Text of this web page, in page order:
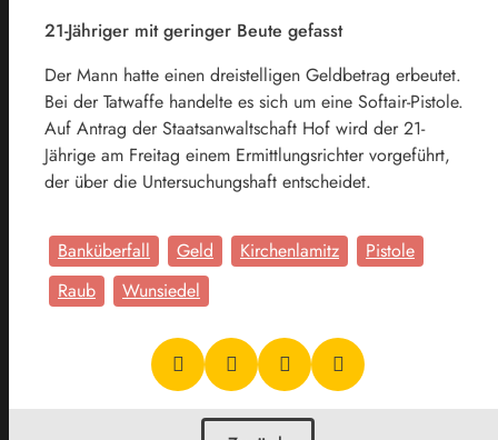
21-Jähriger mit geringer Beute gefasst
Der Mann hatte einen dreistelligen Geldbetrag erbeutet.
Bei der Tatwaffe handelte es sich um eine Softair-Pistole.
Auf Antrag der Staatsanwaltschaft Hof wird der 21-
Jährige am Freitag einem Ermittlungsrichter vorgeführt,
der über die Untersuchungshaft entscheidet.
Banküberfall Geld Kirchenlamitz
Pistole
Raub
Wunsiedel